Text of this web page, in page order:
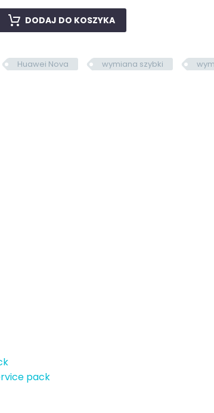
DODAJ DO KOSZYKA
Huawei Nova wymiana szybki
pack